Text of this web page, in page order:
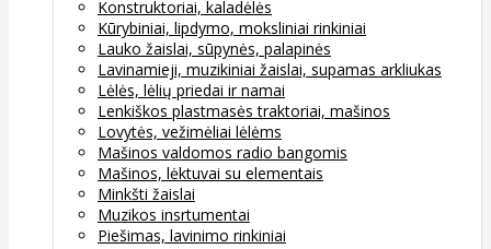
Konstruktoriai, kaladėlės
Kūrybiniai, lipdymo, moksliniai rinkiniai
Lauko žaislai, sūpynės, palapinės
Lavinamieji, muzikiniai žaislai, supamas arkliukas
Lėlės, lėlių priedai ir namai
Lenkiškos plastmasės traktoriai, mašinos
Lovytės, vežimėliai lėlėms
Mašinos valdomos radio bangomis
Mašinos, lėktuvai su elementais
Minkšti žaislai
Muzikos insrtumentai
Piešimas, lavinimo rinkiniai